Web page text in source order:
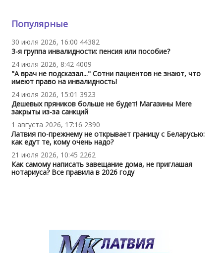
Популярные
30 июля 2026, 16:00 44382
3-я группа инвалидности: пенсия или пособие?
24 июля 2026, 8:42 4009
"А врач не подсказал..." Сотни пациентов не знают, что
имеют право на инвалидность!
24 июля 2026, 15:01 3923
Дешевых пряников больше не будет! Магазины Mere
закрыты из-за санкций
1 августа 2026, 17:16 2390
Латвия по-прежнему не открывает границу с Беларусью:
как едут те, кому очень надо?
21 июля 2026, 10:45 2262
Как самому написать завещание дома, не приглашая
нотариуса? Все правила в 2026 году